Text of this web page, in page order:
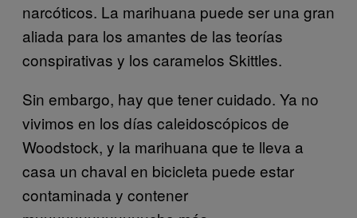
narcóticos. La marihuana puede ser una gran
aliada para los amantes de las teorías
conspirativas y los caramelos Skittles.
Sin embargo, hay que tener cuidado. Ya no
vivimos en los días caleidoscópicos de
Woodstock, y la marihuana que te lleva a
casa un chaval en bicicleta puede estar
contaminada y contener